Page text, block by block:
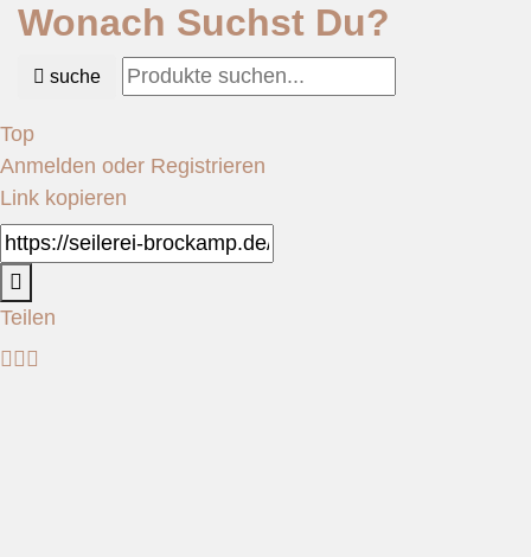
Wonach Suchst Du?
suche
Top
Anmelden oder Registrieren
Link kopieren
Teilen